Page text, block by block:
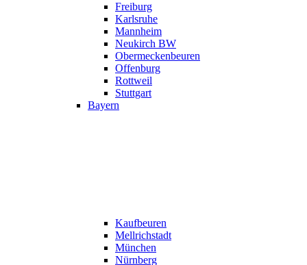
Freiburg
Karlsruhe
Mannheim
Neukirch BW
Obermeckenbeuren
Offenburg
Rottweil
Stuttgart
Bayern
Kaufbeuren
Mellrichstadt
München
Nürnberg